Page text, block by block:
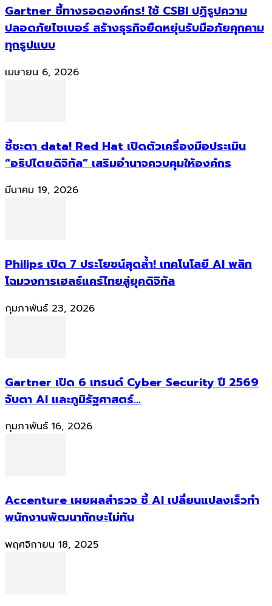
Gartner ชี้ทางรอดองค์กร! ใช้ CSBI ปฏิรูปความ
ปลอดภัยไซเบอร์ สร้างธุรกิจยืดหยุ่นรับมือภัยคุกคาม
ทุกรูปแบบ
เมษายน 6, 2026
ชี้ชะตา data! Red Hat เปิดตัวเครื่องมือประเมิน
“อธิปไตยดิจิทัล” เสริมอำนาจควบคุมให้องค์กร
มีนาคม 19, 2026
Philips เปิด 7 ประโยชน์สุดล้ำ! เทคโนโลยี AI พลิก
โฉมวงการเฮลธ์แคร์ไทยสู่ยุคดิจิทัล
กุมภาพันธ์ 23, 2026
Gartner เปิด 6 เทรนด์ Cyber Security ปี 2569
จับตา AI และภูมิรัฐศาสตร์...
กุมภาพันธ์ 16, 2026
Accenture เผยผลสำรวจ ชี้ AI เปลี่ยนแปลงเร็วทำ
พนักงานพัฒนาทักษะไม่ทัน
พฤศจิกายน 18, 2025